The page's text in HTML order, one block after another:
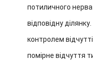
потиличного
відповідну
контролем
помірне відчуття